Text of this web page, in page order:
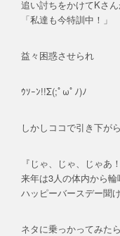
追い討ちをかけてKさ
「私達も今特訓中！」
益々困惑させられ
ｳｿｰﾝ!!Σ(;ﾟωﾟﾉ)ﾉ
しかしココで引き下が
『じゃ、じゃ、じゃあ
来年は3人の体内から輪
ハッピーバースデー聞
ネタに乗っかってみたら